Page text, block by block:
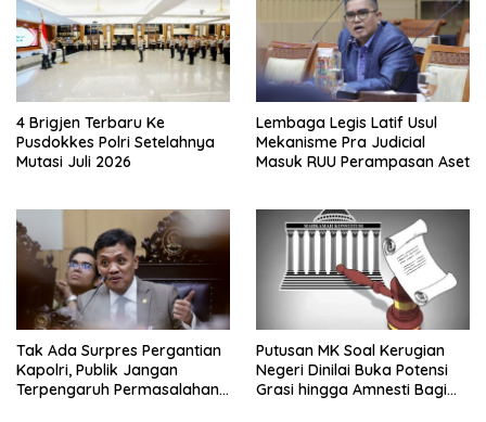
4 Brigjen Terbaru Ke
Pusdokkes Polri Setelahnya
Mutasi Juli 2026
Lembaga Legis Latif Usul
Mekanisme Pra Judicial
Masuk RUU Perampasan Aset
Tak Ada Surpres Pergantian
Kapolri, Publik Jangan
Terpengaruh Permasalahan
Putusan MK Soal Kerugian
Negeri Dinilai Buka Potensi
Grasi hingga Amnesti Bagi